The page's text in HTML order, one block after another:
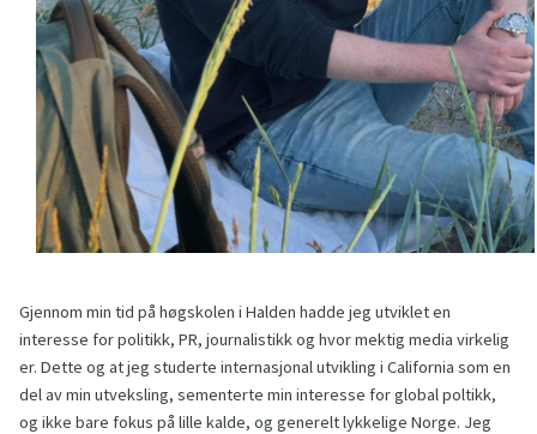
Gjennom min tid på høgskolen i Halden hadde jeg utviklet en
interesse for politikk, PR, journalistikk og hvor mektig media virkelig
er. Dette og at jeg studerte internasjonal utvikling i California som en
del av min utveksling, sementerte min interesse for global poltikk,
og ikke bare fokus på lille kalde, og generelt lykkelige Norge. Jeg